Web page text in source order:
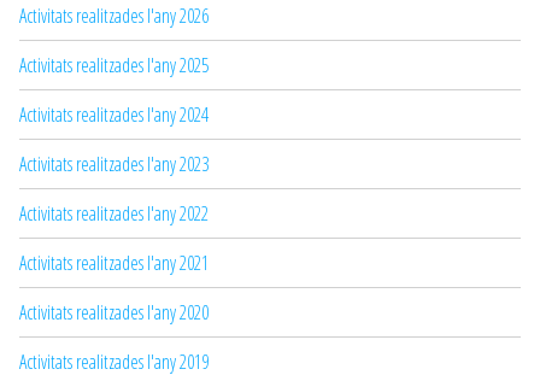
Activitats realitzades l'any 2026
Activitats realitzades l'any 2025
Activitats realitzades l'any 2024
Activitats realitzades l'any 2023
Activitats realitzades l'any 2022
Activitats realitzades l'any 2021
Activitats realitzades l'any 2020
Activitats realitzades l'any 2019